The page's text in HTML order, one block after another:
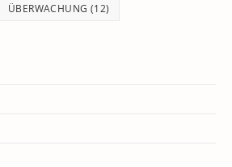
ÜBERWACHUNG (12)